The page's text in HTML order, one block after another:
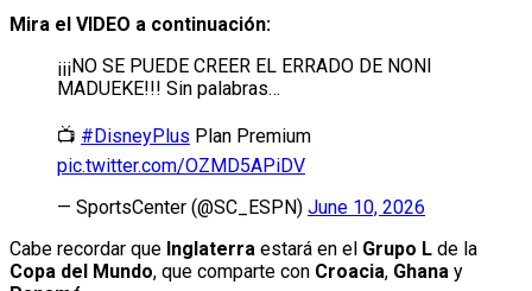
Mira el VIDEO a continuación:
¡¡¡NO SE PUEDE CREER EL ERRADO DE NONI
MADUEKE!!! Sin palabras…
📺 #DisneyPlus Plan Premium
pic.twitter.com/OZMD5APiDV
— SportsCenter (@SC_ESPN) June 10, 2026
Cabe recordar que Inglaterra estará en el Grupo L de la
Copa del Mundo, que comparte con Croacia, Ghana y